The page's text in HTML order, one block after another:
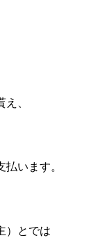
、
います。
）とでは